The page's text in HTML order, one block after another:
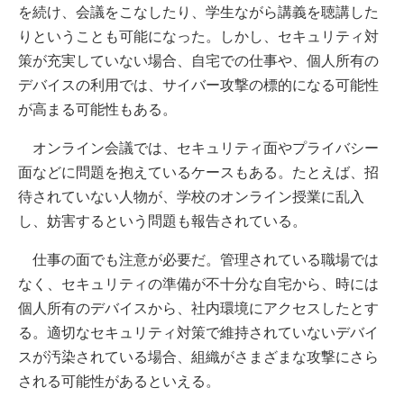
を続け、会議をこなしたり、学生ながら講義を聴講した
りということも可能になった。しかし、セキュリティ対
策が充実していない場合、自宅での仕事や、個人所有の
デバイスの利用では、サイバー攻撃の標的になる可能性
が高まる可能性もある。
オンライン会議では、セキュリティ面やプライバシー
面などに問題を抱えているケースもある。たとえば、招
待されていない人物が、学校のオンライン授業に乱入
し、妨害するという問題も報告されている。
仕事の面でも注意が必要だ。管理されている職場では
なく、セキュリティの準備が不十分な自宅から、時には
個人所有のデバイスから、社内環境にアクセスしたとす
る。適切なセキュリティ対策で維持されていないデバイ
スが汚染されている場合、組織がさまざまな攻撃にさら
される可能性があるといえる。